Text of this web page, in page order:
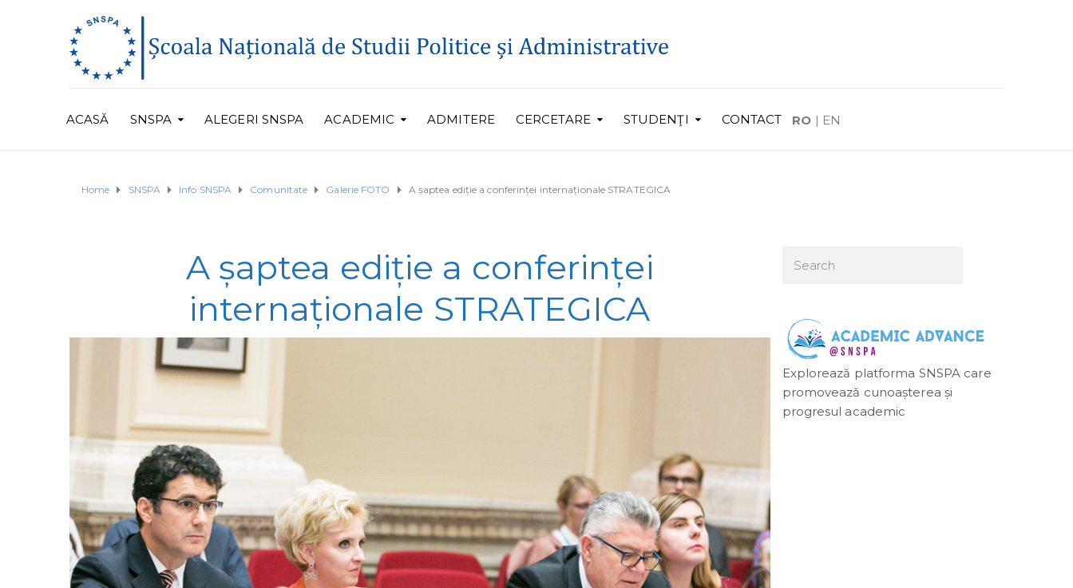
ACASĂ SNSPA ALEGERI SNSPA ACADEMIC ADMITERE CERCETARE STUDENŢI CONTACT RO | EN
Home SNSPA Info SNSPA Comunitate Galerie FOTO A șaptea ediție a conferinței internaționale STRATEGICA
A șaptea ediție a conferinței
internaționale STRATEGICA
Explorează platforma SNSPA care
promovează cunoașterea și
progresul academic